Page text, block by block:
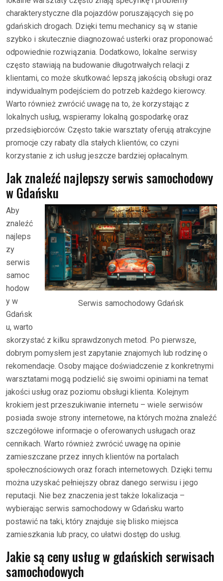
charakterystyczne dla pojazdów poruszających się po
gdańskich drogach. Dzięki temu mechanicy są w stanie
szybko i skutecznie diagnozować usterki oraz proponować
odpowiednie rozwiązania. Dodatkowo, lokalne serwisy
często stawiają na budowanie długotrwałych relacji z
klientami, co może skutkować lepszą jakością obsługi oraz
indywidualnym podejściem do potrzeb każdego kierowcy.
Warto również zwrócić uwagę na to, że korzystając z
lokalnych usług, wspieramy lokalną gospodarkę oraz
przedsiębiorców. Często takie warsztaty oferują atrakcyjne
promocje czy rabaty dla stałych klientów, co czyni
korzystanie z ich usług jeszcze bardziej opłacalnym.
Jak znaleźć najlepszy serwis samochodowy
w Gdańsku
Serwis samochodowy Gdańsk
Aby
znaleźć
najleps
zy
serwis
samoc
hodow
y w
Gdańsk
u, warto
skorzystać z kilku sprawdzonych metod. Po pierwsze,
dobrym pomysłem jest zapytanie znajomych lub rodzinę o
rekomendacje. Osoby mające doświadczenie z konkretnymi
warsztatami mogą podzielić się swoimi opiniami na temat
jakości usług oraz poziomu obsługi klienta. Kolejnym
krokiem jest przeszukiwanie internetu – wiele serwisów
posiada swoje strony internetowe, na których można znaleźć
szczegółowe informacje o oferowanych usługach oraz
cennikach. Warto również zwrócić uwagę na opinie
zamieszczane przez innych klientów na portalach
społecznościowych oraz forach internetowych. Dzięki temu
można uzyskać pełniejszy obraz danego serwisu i jego
reputacji. Nie bez znaczenia jest także lokalizacja –
wybierając serwis samochodowy w Gdańsku warto
postawić na taki, który znajduje się blisko miejsca
zamieszkania lub pracy, co ułatwi dostęp do usług.
Jakie są ceny usług w gdańskich serwisach
samochodowych